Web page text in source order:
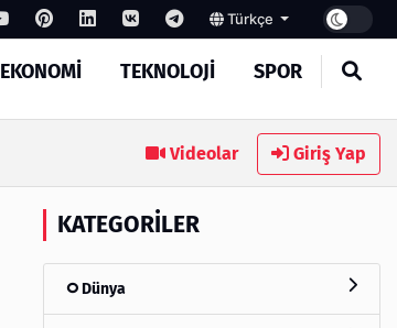
Türkçe
EKONOMI TEKNOLOJI SPOR
Videolar Giriş Yap
KATEGORILER
Dünya